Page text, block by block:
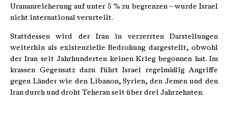
Urananreicherung auf unter 5 % zu begrenzen – wurde Israel
nicht international verurteilt.
Stattdessen wird der Iran in verzerrten Darstellungen
weiterhin als existenzielle Bedrohung dargestellt, obwohl
der Iran seit Jahrhunderten keinen Krieg begonnen hat. Im
krassen Gegensatz dazu führt Israel regelmäßig Angriffe
gegen Länder wie den Libanon, Syrien, den Jemen und den
Iran durch und droht Teheran seit über drei Jahrzehnten.